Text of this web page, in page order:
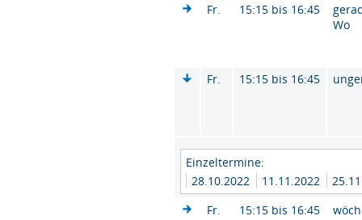
Fr. 15:15 bis 16:45
Wo
Fr. 15:15 bis 16:45
Einzeltermine:
28.10.2022
11.11.2022
Fr.
15:15 bis 16:45